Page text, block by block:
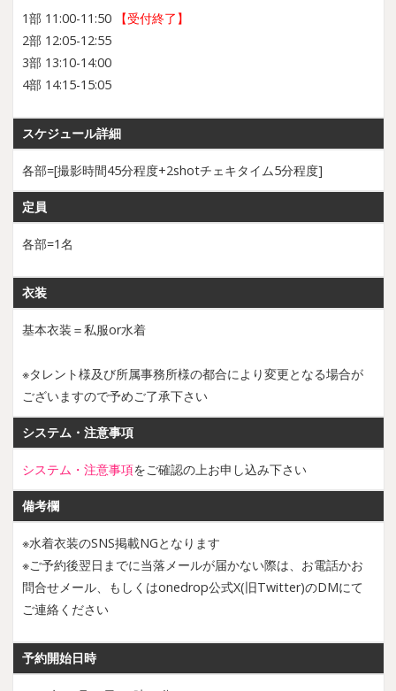
1部 11:00-11:50
【受付終了】
2部 12:05-12:55
3部 13:10-14:00
4部 14:15-15:05
スケジュール詳細
各部=[撮影時間45分程度+2shotチェキタイム5分程度]
定員
各部=1名
衣装
基本衣装＝私服or水着
※タレント様及び所属事務所様の都合により変更となる場合が
ございますので予めご了承下さい
システム・注意事項
システム・注意事項をご確認の上お申し込み下さい
備考欄
※水着衣装のSNS掲載NGとなります
※ご予約後翌日までに当落メールが届かない際は、お電話かお
問合せメール、もしくはonedrop公式X(旧Twitter)のDMにて
ご連絡ください
予約開始日時